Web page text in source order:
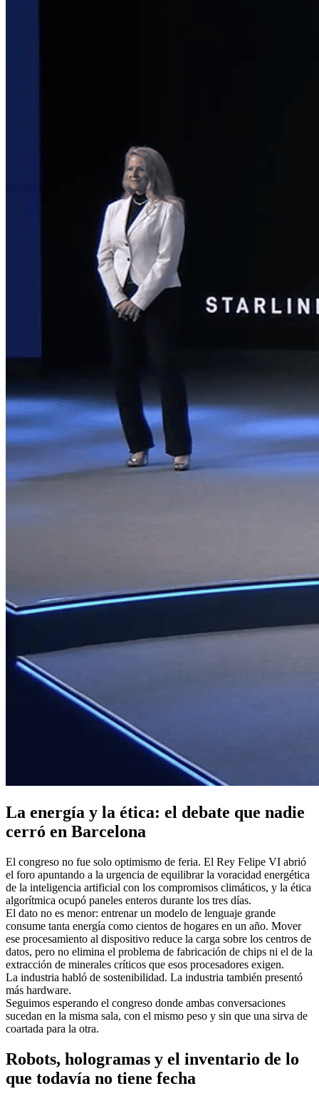
La energía y la ética: el debate que nadie
cerró en Barcelona
El congreso no fue solo optimismo de feria. El Rey Felipe VI abrió
el foro apuntando a la urgencia de equilibrar la voracidad energética
de la inteligencia artificial con los compromisos climáticos, y la ética
algorítmica ocupó paneles enteros durante los tres días.
El dato no es menor: entrenar un modelo de lenguaje grande
consume tanta energía como cientos de hogares en un año. Mover
ese procesamiento al dispositivo reduce la carga sobre los centros de
datos, pero no elimina el problema de fabricación de chips ni el de la
extracción de minerales críticos que esos procesadores exigen.
La industria habló de sostenibilidad. La industria también presentó
más hardware.
Seguimos esperando el congreso donde ambas conversaciones
sucedan en la misma sala, con el mismo peso y sin que una sirva de
coartada para la otra.
Robots, hologramas y el inventario de lo
que todavía no tiene fecha